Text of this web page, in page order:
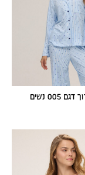
נשים